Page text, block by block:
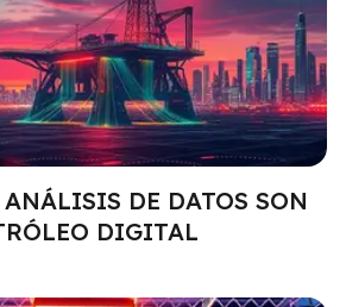
ANÁLISIS DE DATOS SON
DIGITAL